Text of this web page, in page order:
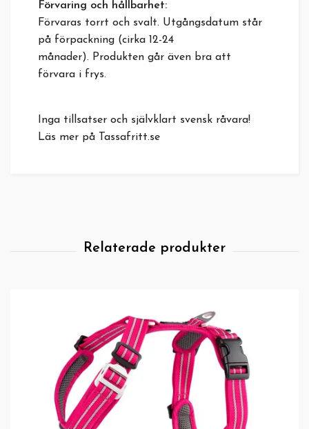
Förvaring och hållbarhet:
Förvaras torrt och svalt. Utgångsdatum står
på förpackning (cirka 12-24
månader). Produkten går även bra att
förvara i frys.
Inga tillsatser och självklart svensk råvara!
Läs mer på Tassafritt.se